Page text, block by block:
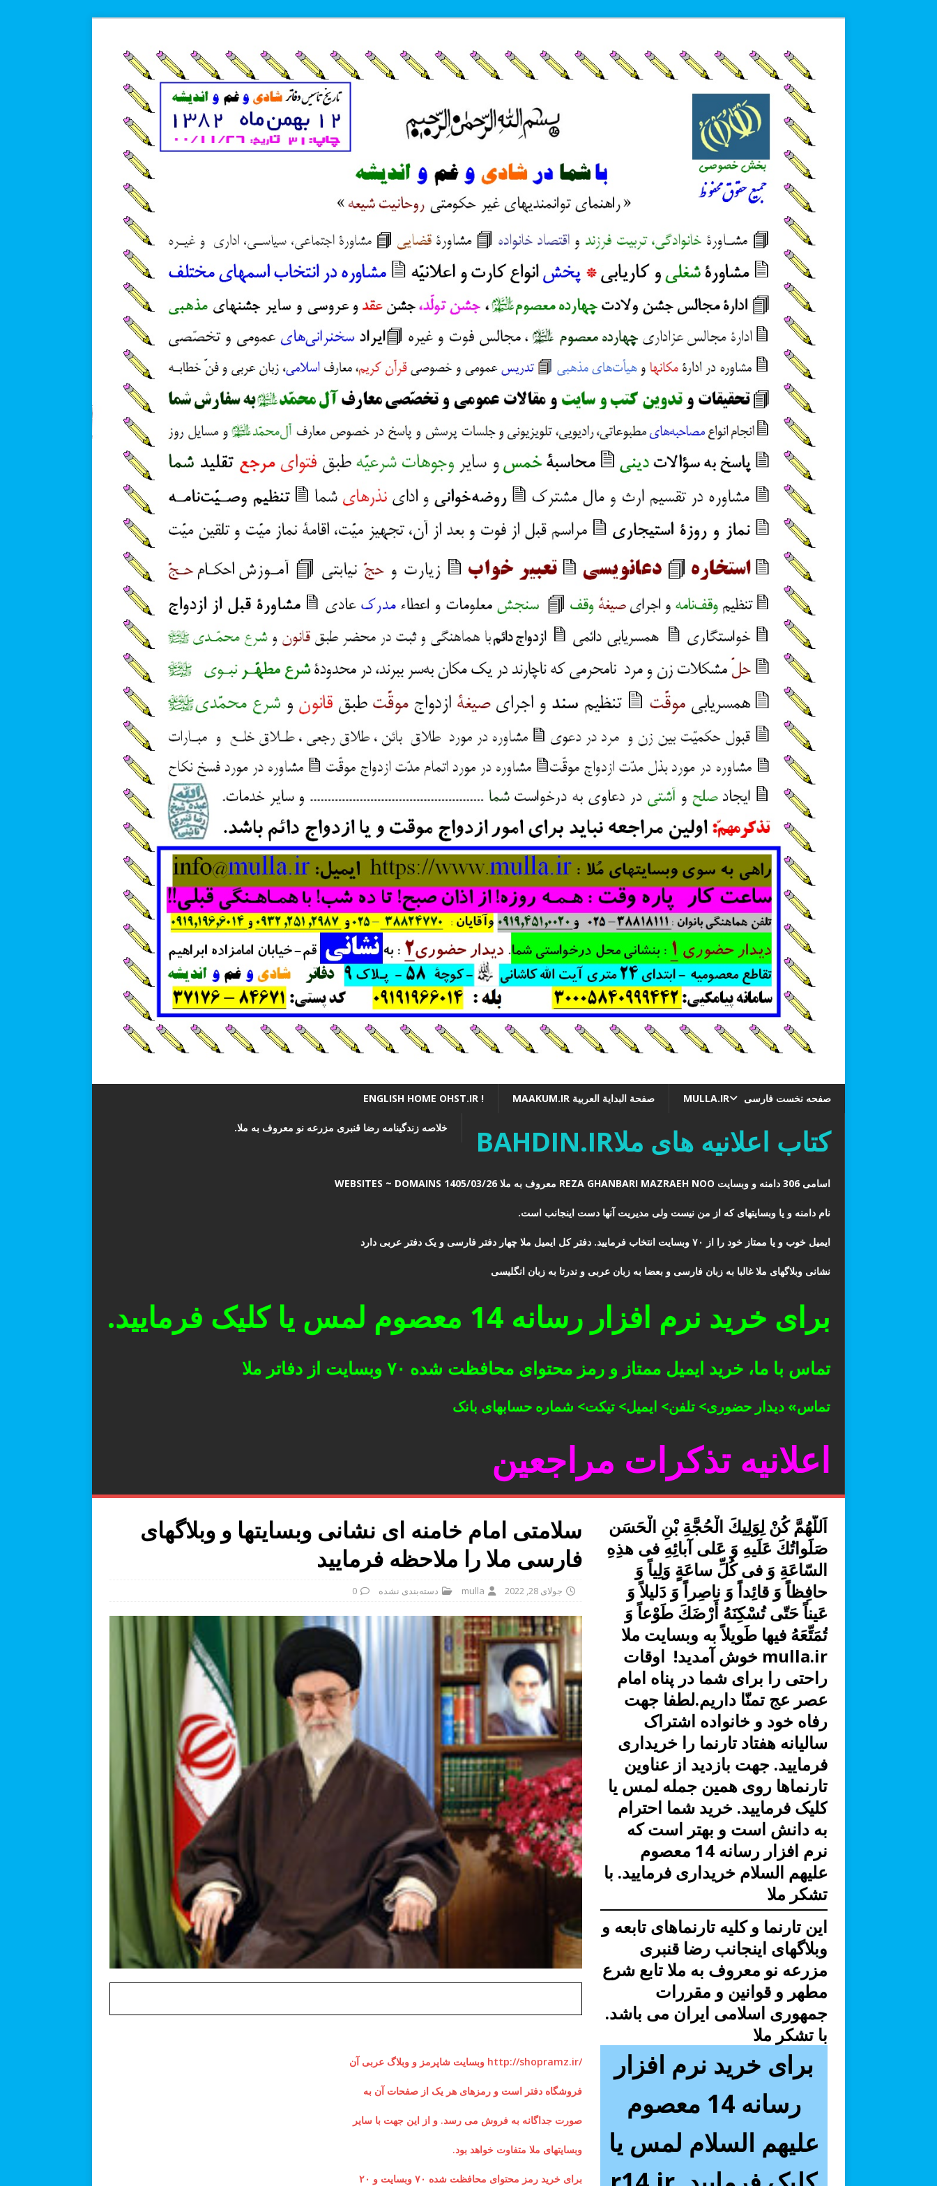
صفحه نخست فارسی MULLA.IR صفحة البدایة العربیة MAAKUM.IR ! ENGLISH HOME OHST.IR
کتاب اعلانیه های ملاBAHDIN.IR خلاصه زندگینامه رضا قنبری مزرعه نو معروف به ملا.
اسامی 306 دامنه و وبسایت REZA GHANBARI MAZRAEH NOO معروف به ملا WEBSITES ~ DOMAINS 1405/03/26
نام دامنه و یا وبسایتهای که از من نیست ولی مدیریت آنها دست اینجانب است.
ایمیل خوب و یا ممتاز خود را از ۷۰ وبسایت انتخاب فرمایید. دفتر کل ایمیل ملا چهار دفتر فارسی و یک دفتر عربی دارد
نشانی وبلاگهای ملا غالبا به زبان فارسی و بعضا به زبان عربی و ندرتا به زبان انگلیسی
برای خرید نرم افزار رسانه 14 معصوم لمس یا کلیک فرمایید.
تماس با ما، خرید ایمیل ممتاز و رمز محتوای محافظت شده ۷۰ وبسایت از دفاتر ملا
تماس» دیدار حضوری> تلفن> ایمیل> تیکت> شماره حسابهای بانک
اعلانیه تذکرات مراجعین
سلامتی امام خامنه ای نشانی وبسایتها و وبلاگهای
فارسی ملا را ملاحظه فرمایید
جولای 28, 2022 mulla دسته‌بندی نشده 0
/http://shopramz.ir وبسایت شاپرمز و وبلاگ عربی آن
فروشگاه دفتر است و رمزهای هر یک از صفحات آن به
صورت جداگانه به فروش می رسد. و از این جهت با سایر
وبسایتهای ملا متفاوت خواهد بود.
برای خرید رمز محتوای محافظت شده ۷۰ وبسایت و ۲۰
اَللّهُمَّ كُنْ لِوَلِیكَ الْحُجَّةِ بْنِ الْحَسَن
صَلَواتُكَ عَلَیهِ وَ عَلى آبائِهِ فی هذِهِ
السّاعَةِ وَ فی كُلِّ ساعَةٍ وَلِیاً وَ
حافِظاً وَ قائِداً وَ ناصِراً وَ دَلیلاً وَ
عَیناً حَتّى تُسْكِنَهُ أَرْضَكَ طَوْعاً وَ
تُمَتِّعَهُ فیها طَویلاً به وبسایت ملا
mulla.ir خوش آمدید! اوقات
راحتی را برای شما در پناه امام
عصر عج تمنّا داریم.لطفا جهت
رفاه خود و خانواده اشتراک
سالیانه هفتاد تارنما را خریداری
فرمایید. جهت بازدید از عناوین
تارنماها روی همین جمله لمس یا
کلیک فرمایید. خرید شما احترام
به دانش است و بهتر است که
نرم افزار رسانه 14 معصوم
علیهم السلام خریداری فرمایید. با
تشکر ملا
این تارنما و کلیه تارنماهای تابعه و
وبلاگهای اینجانب رضا قنبری
مزرعه نو معروف به ملا تابع شرع
مطهر و قوانین و مقررات
جمهوری اسلامی ایران می باشد.
با تشکر ملا
برای خرید نرم افزار
رسانه 14 معصوم
علیهم السلام لمس یا